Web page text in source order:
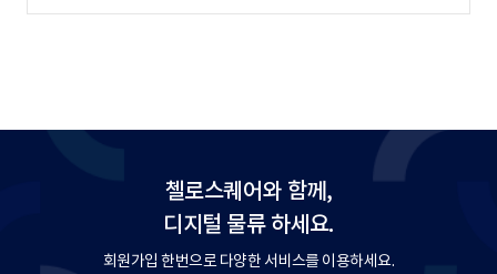
첼로스퀘어와 함께,
디지털 물류 하세요.
회원가입 한번으로 다양한 서비스를 이용하세요.